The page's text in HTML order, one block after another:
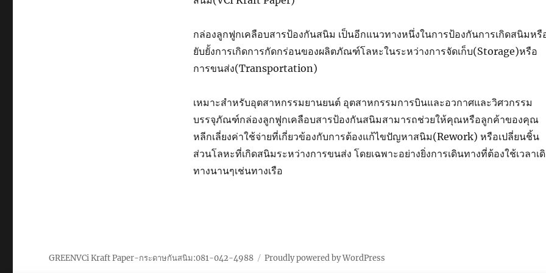
กล่องลูกฟูกเคลือบสารป้องกันสนิม เป็นอีกแนวทางหนึ่งในการป้องกันการเกิดสนิมหรื
ยับยั้งการเกิดการกัดกร่อนของผลิตภัณฑ์โลหะในระหว่างการจัดเก็บ(Storage)หรือ
การขนส่ง(Transportation)
เหมาะสำหรับอุตสาหกรรมยานยนต์ อุตสาหกรรมการบินและอวกาศและวิศวกรรม
บรรจุภัณฑ์กล่องลูกฟูกเคลือบสารป้องกันสนิมสามารถช่วยให้คุณหรือลูกค้าของคุณ
หลีกเลี่ยงค่าใช้จ่ายที่เกี่ยวข้องกับการต้องแก้ไขปัญหาสนิม(Rework) หรือเปลี่ยนชิ้น
ส่วนโลหะที่เกิดสนิมระหว่างการขนส่ง โดยเฉพาะอย่างยิ่งการเดินทางที่ต้องใช้เวลาเ
ทางนานๆเช่นทางเรือ
GREENVCi Kraft Paper-กระดาษกันสนิม:081-042-4988 Proudly powered by WordPress